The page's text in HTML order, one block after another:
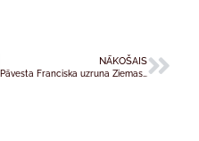
NĀKOŠAIS
Pāvesta Franciska uzruna Ziemassvētku vigīlijā, 2015